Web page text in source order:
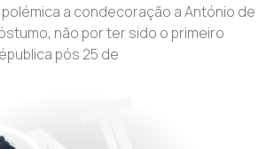
a condecoração a António de
não por ter sido o primeiro
pós 25 de